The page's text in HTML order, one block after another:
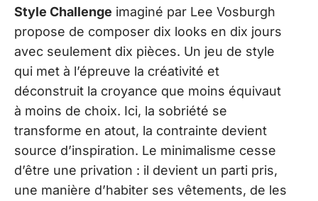
Style Challenge imaginé par Lee Vosburgh
propose de composer dix looks en dix jours
avec seulement dix pièces. Un jeu de style
qui met à l’épreuve la créativité et
déconstruit la croyance que moins équivaut
à moins de choix. Ici, la sobriété se
transforme en atout, la contrainte devient
source d’inspiration. Le minimalisme cesse
d’être une privation : il devient un parti pris,
une manière d’habiter ses vêtements, de les